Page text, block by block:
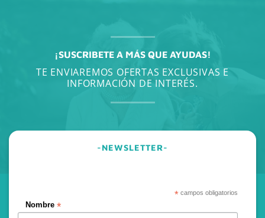
¡SUSCRIBETE A MÁS QUE AYUDAS!
TE ENVIAREMOS OFERTAS EXCLUSIVAS E
INFORMACIÓN DE INTERÉS.
-NEWSLETTER-
* campos obligatorios
Nombre *